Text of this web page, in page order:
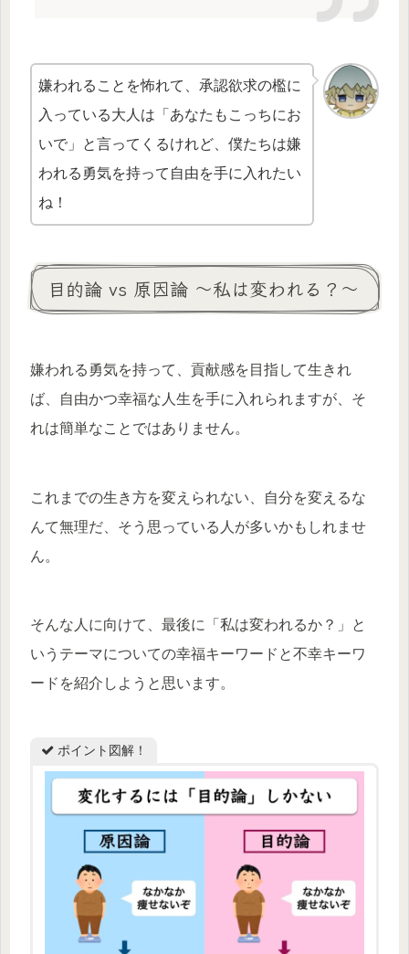
嫌われることを怖れて、承認欲求の檻に
入っている大人は「あなたもこっちにお
いで」と言ってくるけれど、僕たちは嫌
われる勇気を持って自由を手に入れたい
ね！
目的論 vs 原因論 〜私は変われる？〜
嫌われる勇気を持って、貢献感を目指して生きれ
ば、自由かつ幸福な人生を手に入れられますが、そ
れは簡単なことではありません。
これまでの生き方を変えられない、自分を変えるな
んて無理だ、そう思っている人が多いかもしれませ
ん。
そんな人に向けて、最後に「私は変われるか？」と
いうテーマについての幸福キーワードと不幸キーワ
ードを紹介しようと思います。
ポイント図解！